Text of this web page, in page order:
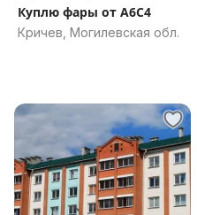
Куплю фары от А6С4
Кричев, Могилевская обл.